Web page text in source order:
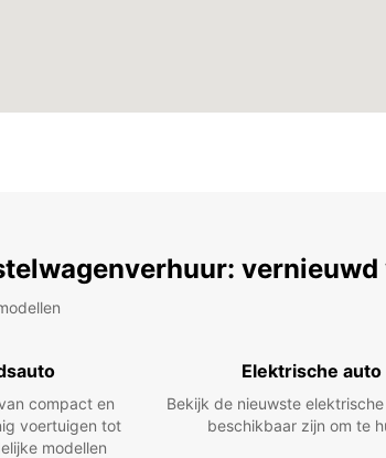
vernieuwd
compact en
voertuigen tot
modellen
Elektrische auto
Bekijk de nieuwste elektrische
beschikbaar zijn om te